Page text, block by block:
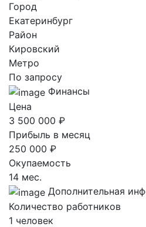
Город
Екатеринбург
Район
Кировский
Метро
По запросу
Финансы
Цена
3 500 000 ₽
Прибыль в месяц
250 000 ₽
Окупаемость
14 мес.
Дополнительная
Количество работников
1 человек